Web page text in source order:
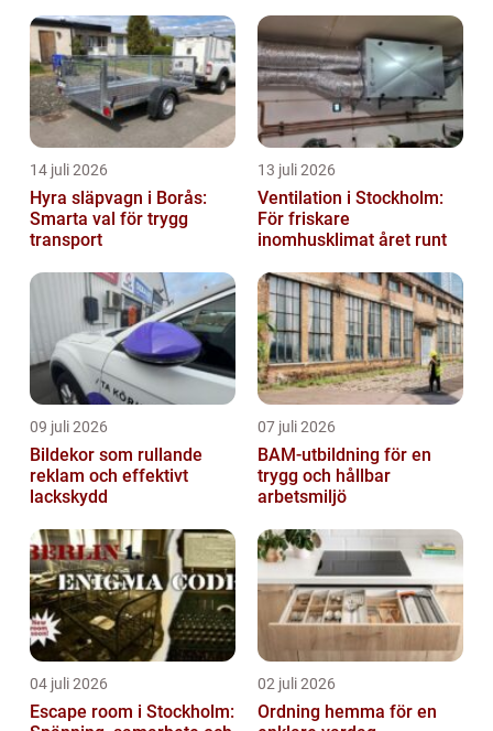
14 juli 2026
Hyra släpvagn i Borås:
Smarta val för trygg
transport
13 juli 2026
Ventilation i Stockholm:
För friskare
inomhusklimat året runt
09 juli 2026
Bildekor som rullande
reklam och effektivt
lackskydd
07 juli 2026
BAM-utbildning för en
trygg och hållbar
arbetsmiljö
04 juli 2026
Escape room i Stockholm:
02 juli 2026
Ordning hemma för en